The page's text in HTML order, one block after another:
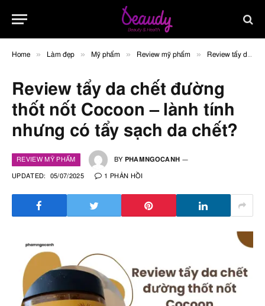
Home » Làm đẹp » Mỹ phẩm » Review mỹ phẩm » Review tẩy da chết đường thốt nốt Cocoon – lành tính nhưng có tẩy sạch da chết?
Review tẩy da chết đường
thốt nốt Cocoon – lành tính
nhưng có tẩy sạch da chết?
REVIEW MỸ PHẨM BY PHAMNGOCANH
UPDATED: 05/07/2025 1 PHẢN HỒI